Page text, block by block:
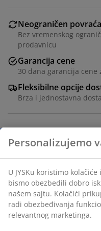
Neograničen
Bez vremenskog
prodavnicu
Garancija cene
30 dana garancija cene
Fleksibilne opcije
Brza i jednostavna
Furnir drveta. Mogu da
Šifra artikla: 3630109
Uputstvo za montažu
Personalizujemo
U JYSKu koristimo
bismo obezbedili dobro
našem sajtu. Kolačići
radi obezbeđivanja
relevantnog marketinga.